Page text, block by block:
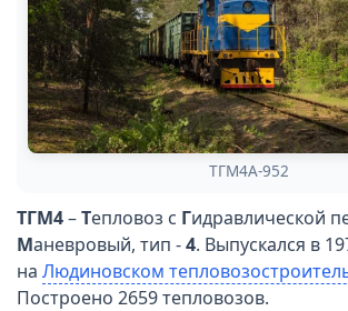
ТГМ4А-952
ТГМ4–Тепловоз с Гидравлической
Маневровый, тип -4. Выпускался в
на Людиновском
Построено 2659 тепловозов.